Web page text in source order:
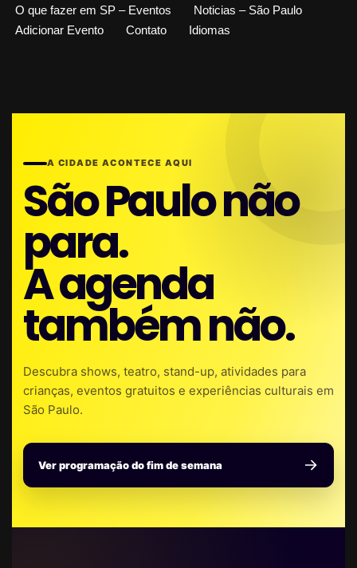
O que fazer em SP – Eventos
Noticias – São Paulo
Adicionar Evento
Contato Idiomas
A CIDADE ACONTECE AQUI
São Paulo não
para.
A agenda
também não.
Descubra shows, teatro, stand-up, atividades para
crianças, eventos gratuitos e experiências culturais em
São Paulo.
Ver programação do fim de semana